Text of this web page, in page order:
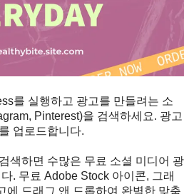
를 실행하고 광고를 만들려는 소
Pinterest)을 검색하세요. 광고
업로드합니다.
색하면 수많은 무료 소셜 미디어 광
. 무료 Adobe Stock 아이콘, 그래
에 드래그 앤 드롭하여 완벽한 맞춤